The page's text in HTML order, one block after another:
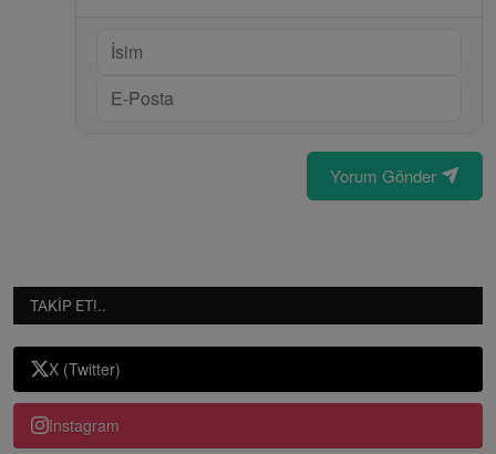
Yorum Gönder
TAKIP ET!..
X (Twitter)
Instagram